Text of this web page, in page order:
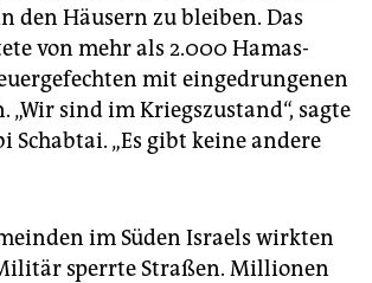
den Häusern zu bleiben. Das
von mehr als 2.000 Hamas-
mit eingedrungenen
„Wir sind im Kriegszustand“, sagte
Schabtai. „Es gibt keine andere
im Süden Israels wirkten
sperrte Straßen. Millionen